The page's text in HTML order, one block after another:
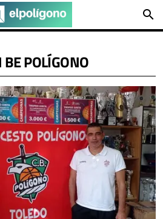
search
POLÍGONO